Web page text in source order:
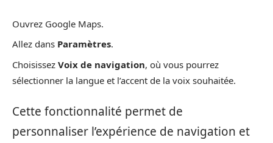
Ouvrez Google Maps.
Allez dans Paramètres.
Choisissez Voix de navigation, où vous pourrez
sélectionner la langue et l’accent de la voix souhaitée.
Cette fonctionnalité permet de
personnaliser l’expérience de navigation et